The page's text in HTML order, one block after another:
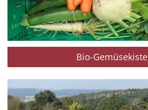
Bio-Gemüsekiste